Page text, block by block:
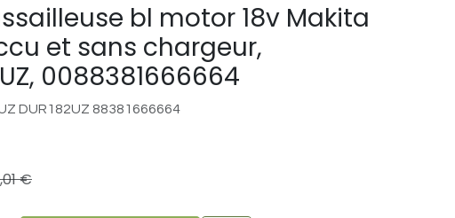
bl motor 18v Makita
et sans chargeur,
0088381666664
DUR182UZ 88381666664
€